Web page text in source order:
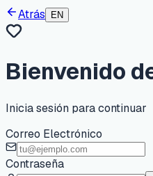
Atrás EN
Bienvenido
Inicia sesión para continuar
Correo Electrónico
Contraseña